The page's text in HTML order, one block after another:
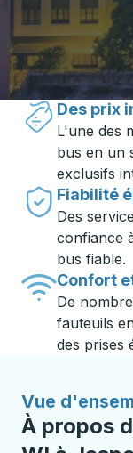
Voyager
Trailways
Des prix
L'une des
bus en un
exclusifs
Fiabilité
Des
confiance
bus fiable.
Confort
De
fauteuils
des prises
Vue
À propos